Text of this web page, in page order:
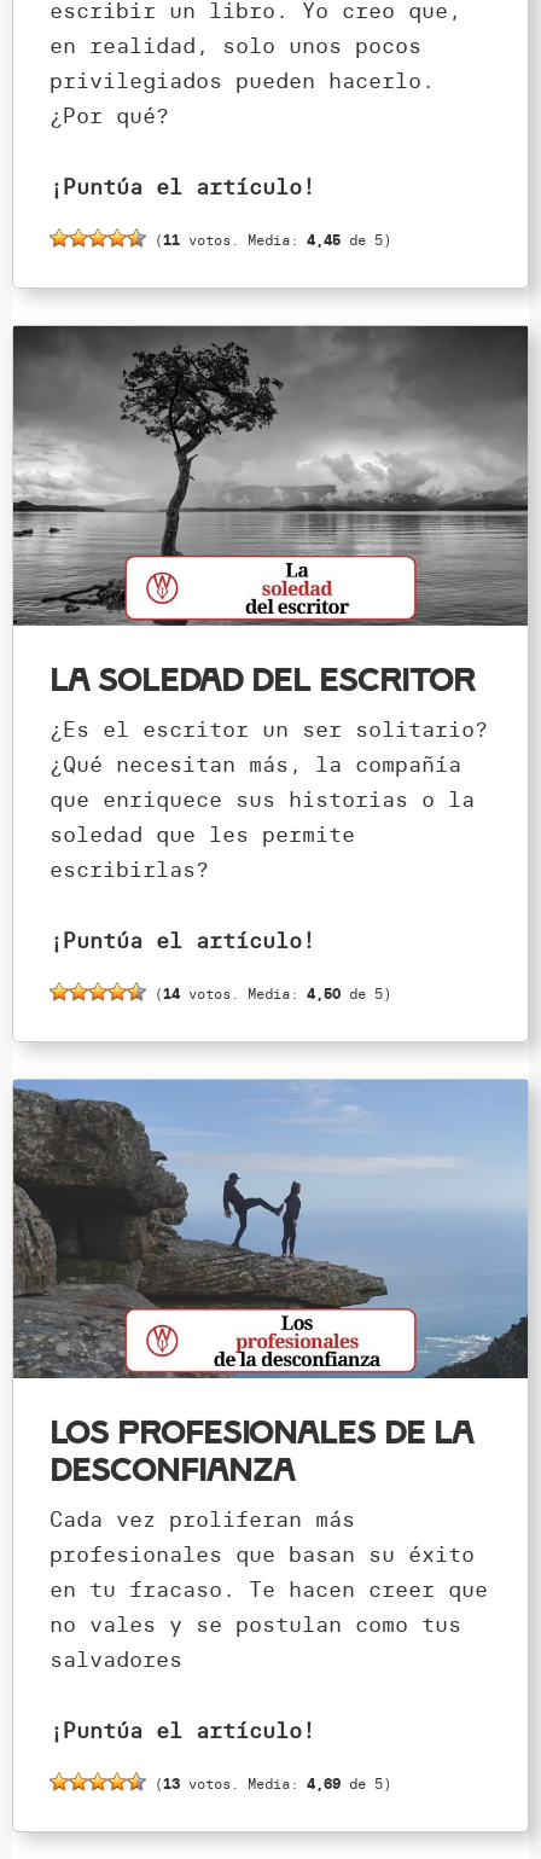
escribir un libro. Yo creo que,
en realidad, solo unos pocos
privilegiados pueden hacerlo.
¿Por qué?
¡Puntúa el artículo!
(11 votos. Media: 4,45 de 5)
La soledad del escritor
¿Es el escritor un ser solitario?
¿Qué necesitan más, la compañía
que enriquece sus historias o la
soledad que les permite
escribirlas?
¡Puntúa el artículo!
(14 votos. Media: 4,50 de 5)
Los profesionales de la
desconfianza
Cada vez proliferan más
profesionales que basan su éxito
en tu fracaso. Te hacen creer que
no vales y se postulan como tus
salvadores
¡Puntúa el artículo!
(13 votos. Media: 4,69 de 5)